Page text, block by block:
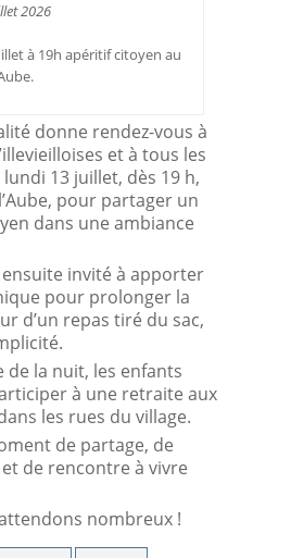
2026
à 19h apéritif citoyen au
donne rendez-vous à
et à tous les
lundi 13 juillet, dès 19 h,
pour partager un
dans une ambiance
ensuite invité à apporter
pour prolonger la
d’un repas tiré du sac,
de la nuit, les enfants
à une retraite aux
les rues du village.
de partage, de
de rencontre à vivre
nombreux !